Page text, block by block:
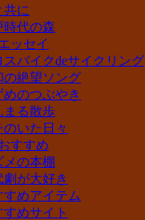
共に
時代の森
ッセイ
スバイクdeサイクリング
の絶望ソング
めのつぶやき
まる散歩
のいた日々
すすめ
メの本棚
劇が大好き
すめアイテム
すめサイト